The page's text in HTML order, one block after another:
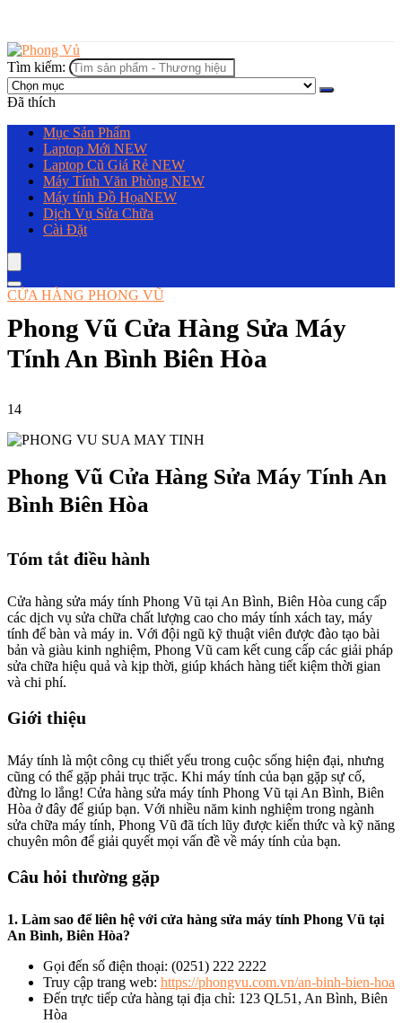
Tìm kiếm:
Đã thích
Mục Sản Phẩm
Laptop Mới NEW
Laptop Cũ Giá Rẻ NEW
Máy Tính Văn Phòng NEW
Máy tính Đồ HọaNEW
Dịch Vụ Sửa Chữa
Cài Đặt
CỬA HÀNG PHONG VŨ
Phong Vũ Cửa Hàng Sửa Máy
Tính An Bình Biên Hòa
14
Phong Vũ Cửa Hàng Sửa Máy Tính An
Bình Biên Hòa
Tóm tắt điều hành
Cửa hàng sửa máy tính Phong Vũ tại An Bình, Biên Hòa cung cấp
các dịch vụ sửa chữa chất lượng cao cho máy tính xách tay, máy
tính để bàn và máy in. Với đội ngũ kỹ thuật viên được đào tạo bài
bản và giàu kinh nghiệm, Phong Vũ cam kết cung cấp các giải pháp
sửa chữa hiệu quả và kịp thời, giúp khách hàng tiết kiệm thời gian
và chi phí.
Giới thiệu
Máy tính là một công cụ thiết yếu trong cuộc sống hiện đại, nhưng
cũng có thể gặp phải trục trặc. Khi máy tính của bạn gặp sự cố,
đừng lo lắng! Cửa hàng sửa máy tính Phong Vũ tại An Bình, Biên
Hòa ở đây để giúp bạn. Với nhiều năm kinh nghiệm trong ngành
sửa chữa máy tính, Phong Vũ đã tích lũy được kiến thức và kỹ năng
chuyên môn để giải quyết mọi vấn đề về máy tính của bạn.
Câu hỏi thường gặp
1. Làm sao để liên hệ với cửa hàng sửa máy tính Phong Vũ tại
An Bình, Biên Hòa?
Gọi đến số điện thoại: (0251) 222 2222
Truy cập trang web: https://phongvu.com.vn/an-binh-bien-hoa
Đến trực tiếp cửa hàng tại địa chỉ: 123 QL51, An Bình, Biên
Hòa